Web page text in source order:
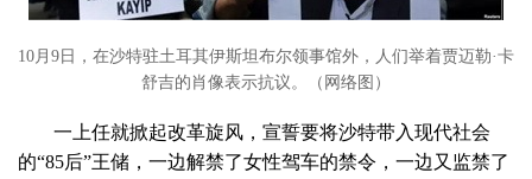
10月9日，在沙特驻土耳其伊斯坦布尔领事馆外，人们举着贾迈勒·卡
舒吉的肖像表示抗议。（网络图）
一上任就掀起改革旋风，宣誓要将沙特带入现代社会
的“85后”王储，一边解禁了女性驾车的禁令，一边又监禁了